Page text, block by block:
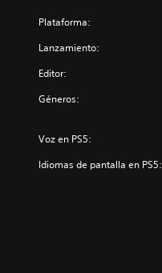
Plataforma:
Lanzamiento:
Editor:
Géneros:
Voz en PS5:
Idiomas de pantalla en PS5: